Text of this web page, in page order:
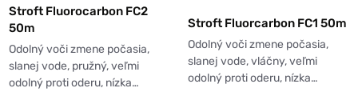
Stroft Fluorocarbon FC2
50m
Odolný voči zmene počasia,
slanej vode, pružný, veľmi
odolný proti oderu, nízka…
Stroft Fluorcarbon FC1 50m
Odolný voči zmene počasia,
slanej vode, vláčny, veľmi
odolný proti oderu, nízka…